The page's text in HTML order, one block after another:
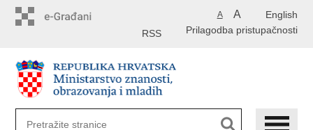
English
A A
Prilagodba pristupačnosti
RSS